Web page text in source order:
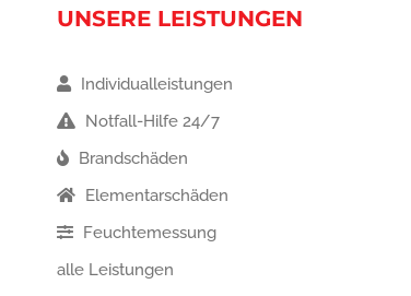
UNSERE LEISTUNGEN
Individualleistungen
Notfall-Hilfe 24/7
Brandschäden
Elementarschäden
Feuchtemessung
alle Leistungen